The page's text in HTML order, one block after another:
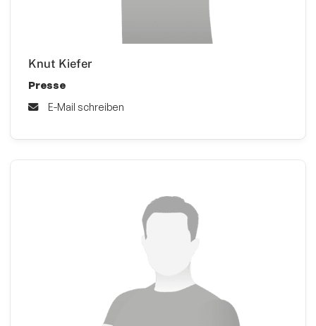
Knut Kiefer
Presse
E-Mail schreiben